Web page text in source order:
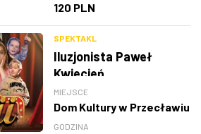
120 PLN
SPEKTAKL
Iluzjonista Paweł
Kwiecień
MIEJSCE
Dom Kultury w Przecławiu
GODZINA